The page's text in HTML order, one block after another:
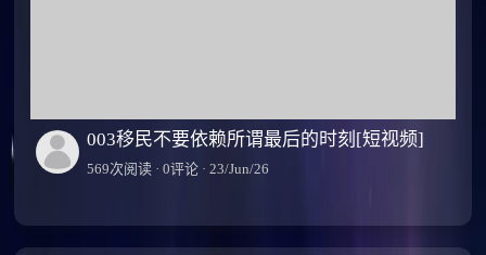
003移民不要依赖所谓最后的时刻[短视频]
569次阅读 · 0评论 · 23/Jun/26